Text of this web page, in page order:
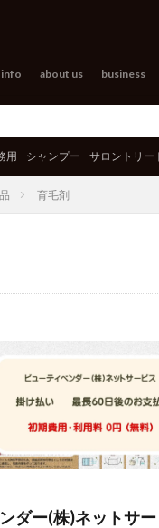
about us business
用 シャンプー サロントリー
育毛剤
ダー(株)ネットサ